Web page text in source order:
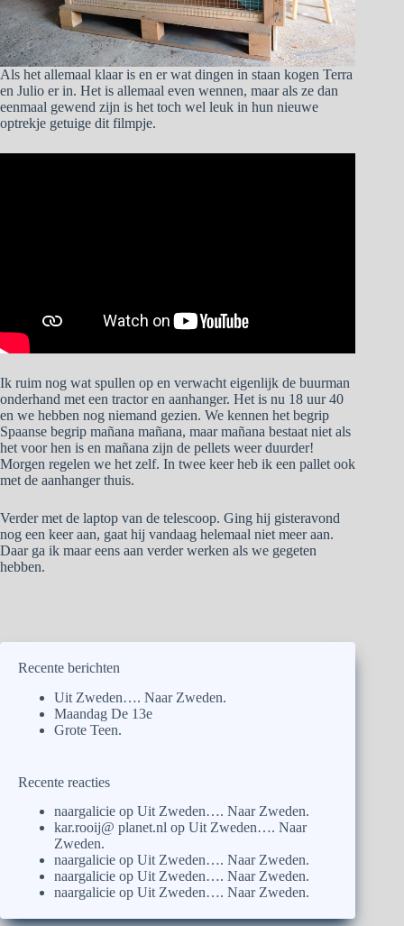
Als het allemaal klaar is en er wat dingen in staan kogen Terra
en Julio er in. Het is allemaal even wennen, maar als ze dan
eenmaal gewend zijn is het toch wel leuk in hun nieuwe
optrekje getuige dit filmpje.
Ik ruim nog wat spullen op en verwacht eigenlijk de buurman
onderhand met een tractor en aanhanger. Het is nu 18 uur 40
en we hebben nog niemand gezien. We kennen het begrip
Spaanse begrip mañana mañana, maar mañana bestaat niet als
het voor hen is en mañana zijn de pellets weer duurder!
Morgen regelen we het zelf. In twee keer heb ik een pallet ook
met de aanhanger thuis.
Verder met de laptop van de telescoop. Ging hij gisteravond
nog een keer aan, gaat hij vandaag helemaal niet meer aan.
Daar ga ik maar eens aan verder werken als we gegeten
hebben.
Recente berichten
Uit Zweden…. Naar Zweden.
Maandag De 13e
Grote Teen.
Recente reacties
naargalicie op Uit Zweden…. Naar Zweden.
kar.rooij@ planet.nl op Uit Zweden…. Naar
Zweden.
naargalicie op Uit Zweden…. Naar Zweden.
naargalicie op Uit Zweden…. Naar Zweden.
naargalicie op Uit Zweden…. Naar Zweden.